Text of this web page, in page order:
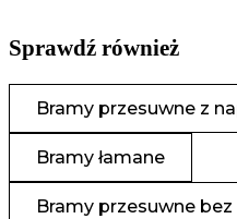
Sprawdź również
Bramy przesuwne z
Bramy łamane
Bramy przesuwne